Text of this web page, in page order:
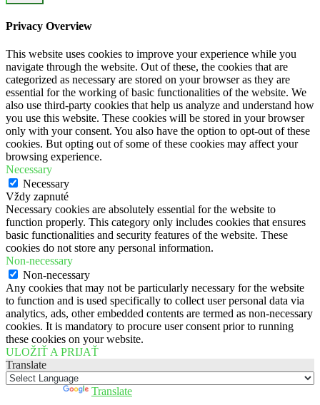
Privacy Overview
This website uses cookies to improve your experience while you
navigate through the website. Out of these, the cookies that are
categorized as necessary are stored on your browser as they are
essential for the working of basic functionalities of the website. We
also use third-party cookies that help us analyze and understand how
you use this website. These cookies will be stored in your browser
only with your consent. You also have the option to opt-out of these
cookies. But opting out of some of these cookies may affect your
browsing experience.
Necessary
Necessary
Vždy zapnuté
Necessary cookies are absolutely essential for the website to
function properly. This category only includes cookies that ensures
basic functionalities and security features of the website. These
cookies do not store any personal information.
Non-necessary
Non-necessary
Any cookies that may not be particularly necessary for the website
to function and is used specifically to collect user personal data via
analytics, ads, other embedded contents are termed as non-necessary
cookies. It is mandatory to procure user consent prior to running
these cookies on your website.
ULOŽIŤ A PRIJAŤ
Translate
Translate